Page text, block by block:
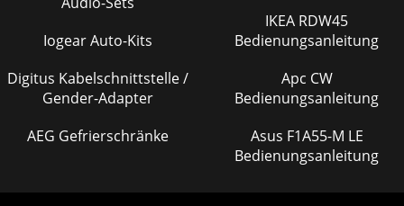
Iogear Auto-Kits
Digitus Kabelschnittstelle /
Gender-Adapter
AEG Gefrierschränke
IKEA RDW45
Bedienungsanleitung
Apc CW
Bedienungsanleitung
Asus F1A55-M LE
Bedienungsanleitung